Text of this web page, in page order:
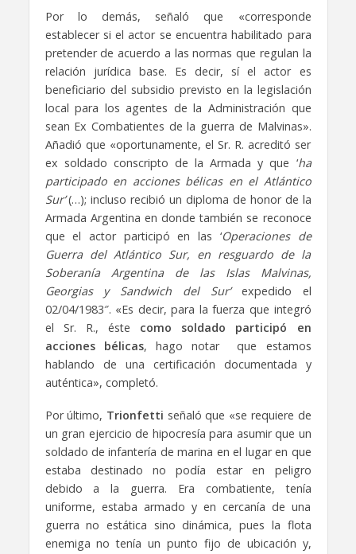
Por lo demás, señaló que «corresponde
establecer si el actor se encuentra habilitado para
pretender de acuerdo a las normas que regulan la
relación jurídica base. Es decir, sí el actor es
beneficiario del subsidio previsto en la legislación
local para los agentes de la Administración que
sean Ex Combatientes de la guerra de Malvinas».
Añadió que «oportunamente, el Sr. R. acreditó ser
ex soldado conscripto de la Armada y que ‘ha
participado en acciones bélicas en el Atlántico
Sur’(…); incluso recibió un diploma de honor de la
Armada Argentina en donde también se reconoce
que el actor participó en las ‘Operaciones de
Guerra del Atlántico Sur, en resguardo de la
Soberanía Argentina de las Islas Malvinas,
Georgias y Sandwich del Sur’expedido el
02/04/1983″. «Es decir, para la fuerza que integró
el Sr. R., éste como soldado participó en
acciones bélicas, hago notar que estamos
hablando de una certificación documentada y
auténtica», completó.
Por último, Trionfetti señaló que «se requiere de
un gran ejercicio de hipocresía para asumir que un
soldado de infantería de marina en el lugar en que
estaba destinado no podía estar en peligro
debido a la guerra. Era combatiente, tenía
uniforme, estaba armado y en cercanía de una
guerra no estática sino dinámica, pues la flota
enemiga no tenía un punto fijo de ubicación y,